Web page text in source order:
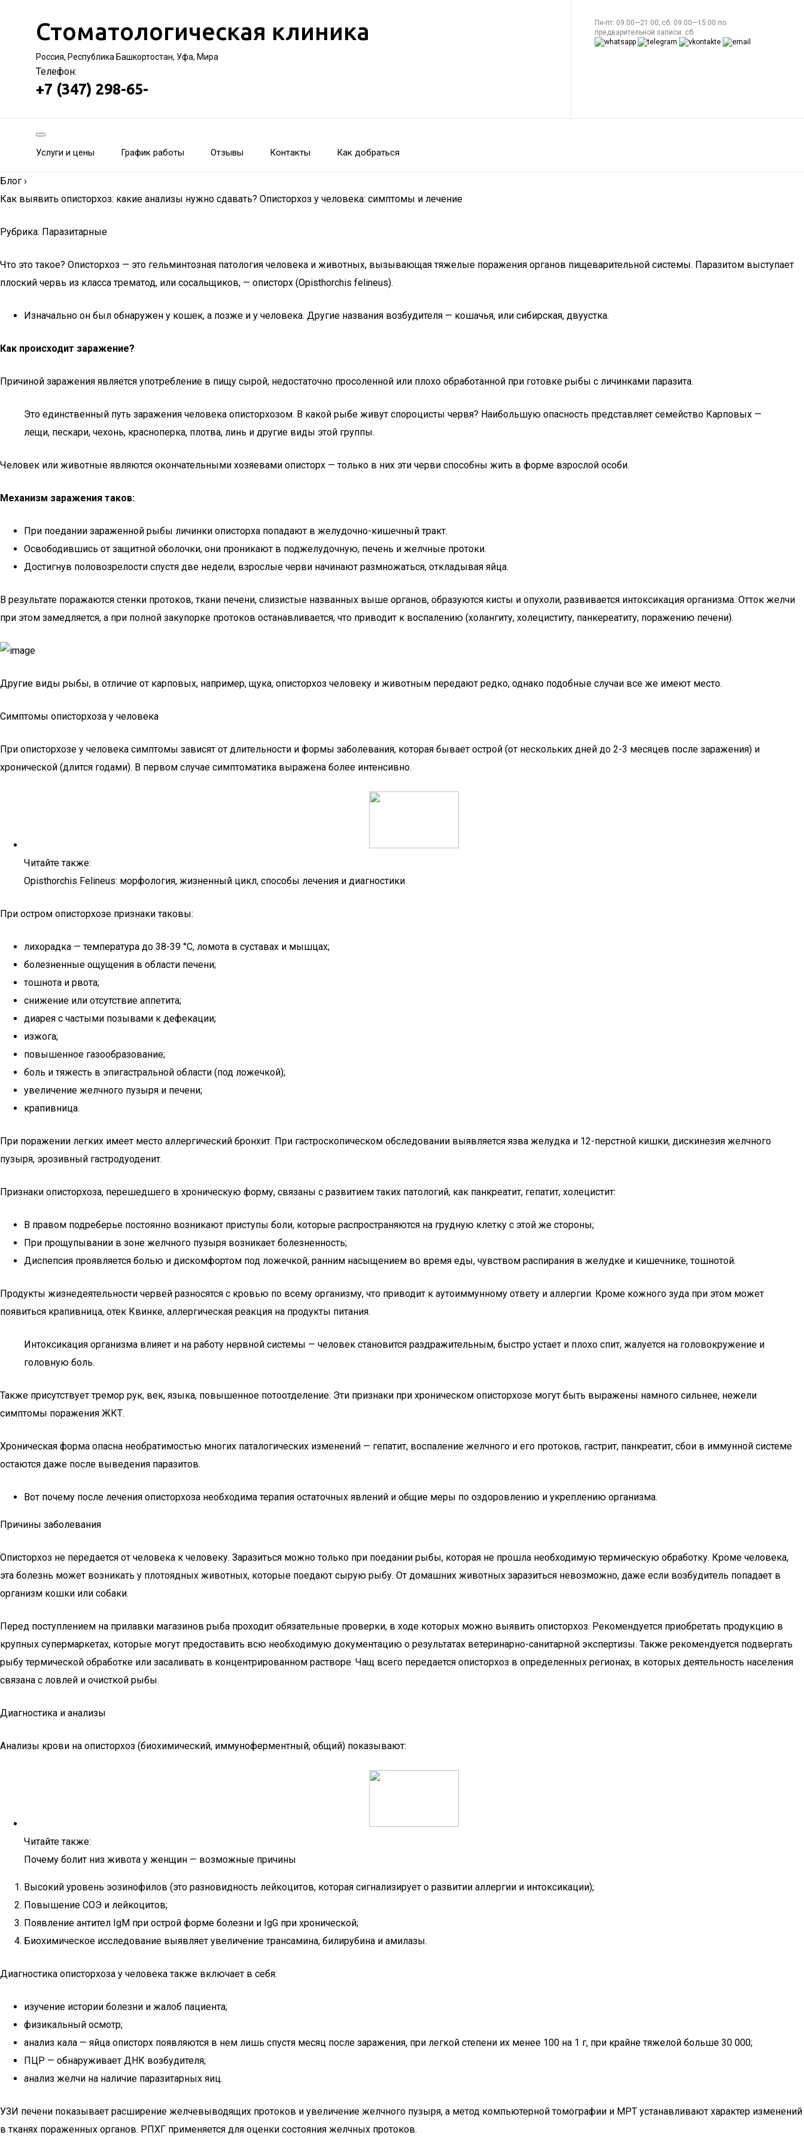
Стоматологическая клиника
Россия, Республика Башкортостан, Уфа, Мира
Телефон:
+7 (347) 298-65-
Пн-пт: 09:00—21:00; сб: 09:00—15:00 по
предварительной записи: сб
Услуги и цены График работы Отзывы Контакты Как добраться
Блог ›
Как выявить описторхоз: какие анализы нужно сдавать? Описторхоз у человека: симптомы и лечение
Рубрика: Паразитарные
Что это такое? Описторхоз — это гельминтозная патология человека и животных, вызывающая тяжелые поражения органов пищеварительной системы. Паразитом выступает
плоский червь из класса трематод, или сосальщиков, — описторх (Opisthorchis felineus).
Изначально он был обнаружен у кошек, а позже и у человека. Другие названия возбудителя — кошачья, или сибирская, двуустка.
Как происходит заражение?
Причиной заражения является употребление в пищу сырой, недостаточно просоленной или плохо обработанной при готовке рыбы с личинками паразита.
Это единственный путь заражения человека описторхозом. В какой рыбе живут спороцисты червя? Наибольшую опасность представляет семейство Карповых —
лещи, пескари, чехонь, красноперка, плотва, линь и другие виды этой группы.
Человек или животные являются окончательными хозяевами описторх — только в них эти черви способны жить в форме взрослой особи.
Механизм заражения таков:
При поедании зараженной рыбы личинки описторха попадают в желудочно-кишечный тракт.
Освободившись от защитной оболочки, они проникают в поджелудочную, печень и желчные протоки.
Достигнув половозрелости спустя две недели, взрослые черви начинают размножаться, откладывая яйца.
В результате поражаются стенки протоков, ткани печени, слизистые названных выше органов, образуются кисты и опухоли, развивается интоксикация организма. Отток желчи
при этом замедляется, а при полной закупорке протоков останавливается, что приводит к воспалению (холангиту, холециститу, панкереатиту, поражению печени).
Другие виды рыбы, в отличие от карповых, например, щука, описторхоз человеку и животным передают редко, однако подобные случаи все же имеют место.
Симптомы описторхоза у человека
При описторхозе у человека симптомы зависят от длительности и формы заболевания, которая бывает острой (от нескольких дней до 2-3 месяцев после заражения) и
хронической (длится годами). В первом случае симптоматика выражена более интенсивно.
Читайте также:
Opisthorchis Felineus: морфология, жизненный цикл, способы лечения и диагностики
При остром описторхозе признаки таковы:
лихорадка — температура до 38-39 °C, ломота в суставах и мышцах;
болезненные ощущения в области печени;
тошнота и рвота;
снижение или отсутствие аппетита;
диарея с частыми позывами к дефекации;
изжога;
повышенное газообразование;
боль и тяжесть в эпигастральной области (под ложечкой);
увеличение желчного пузыря и печени;
крапивница.
При поражении легких имеет место аллергический бронхит. При гастроскопическом обследовании выявляется язва желудка и 12-перстной кишки, дискинезия желчного
пузыря, эрозивный гастродуоденит.
Признаки описторхоза, перешедшего в хроническую форму, связаны с развитием таких патологий, как панкреатит, гепатит, холецистит:
В правом подреберье постоянно возникают приступы боли, которые распространяются на грудную клетку с этой же стороны;
При прощупывании в зоне желчного пузыря возникает болезненность;
Диспепсия проявляется болью и дискомфортом под ложечкой, ранним насыщением во время еды, чувством распирания в желудке и кишечнике, тошнотой.
Продукты жизнедеятельности червей разносятся с кровью по всему организму, что приводит к аутоиммунному ответу и аллергии. Кроме кожного зуда при этом может
появиться крапивница, отек Квинке, аллергическая реакция на продукты питания.
Интоксикация организма влияет и на работу нервной системы — человек становится раздражительным, быстро устает и плохо спит, жалуется на головокружение и
головную боль.
Также присутствует тремор рук, век, языка, повышенное потоотделение. Эти признаки при хроническом описторхозе могут быть выражены намного сильнее, нежели
симптомы поражения ЖКТ.
Хроническая форма опасна необратимостью многих паталогических изменений — гепатит, воспаление желчного и его протоков, гастрит, панкреатит, сбои в иммунной системе
остаются даже после выведения паразитов.
Вот почему после лечения описторхоза необходима терапия остаточных явлений и общие меры по оздоровлению и укреплению организма.
Причины заболевания
Описторхоз не передается от человека к человеку. Заразиться можно только при поедании рыбы, которая не прошла необходимую термическую обработку. Кроме человека,
эта болезнь может возникать у плотоядных животных, которые поедают сырую рыбу. От домашних животных заразиться невозможно, даже если возбудитель попадает в
организм кошки или собаки.
Перед поступлением на прилавки магазинов рыба проходит обязательные проверки, в ходе которых можно выявить описторхоз. Рекомендуется приобретать продукцию в
крупных супермаркетах, которые могут предоставить всю необходимую документацию о результатах ветеринарно-санитарной экспертизы. Также рекомендуется подвергать
рыбу термической обработке или засаливать в концентрированном растворе. Чащ всего передается описторхоз в определенных регионах, в которых деятельность населения
связана с ловлей и очисткой рыбы.
Диагностика и анализы
Анализы крови на описторхоз (биохимический, иммуноферментный, общий) показывают:
Читайте также:
Почему болит низ живота у женщин — возможные причины
Высокий уровень эозинофилов (это разновидность лейкоцитов, которая сигнализирует о развитии аллергии и интоксикации);
Повышение СОЭ и лейкоцитов;
Появление антител IgM при острой форме болезни и IgG при хронической;
Биохимическое исследование выявляет увеличение трансамина, билирубина и амилазы.
Диагностика описторхоза у человека также включает в себя:
изучение истории болезни и жалоб пациента;
физикальный осмотр;
анализ кала — яйца описторх появляются в нем лишь спустя месяц после заражения, при легкой степени их менее 100 на 1 г, при крайне тяжелой больше 30 000;
ПЦР — обнаруживает ДНК возбудителя;
анализ желчи на наличие паразитарных яиц.
УЗИ печени показывает расширение желчевыводящих протоков и увеличение желчного пузыря, а метод компьютерной томографии и МРТ устанавливают характер изменений
в тканях пораженных органов. РПХГ применяется для оценки состояния желчных протоков.